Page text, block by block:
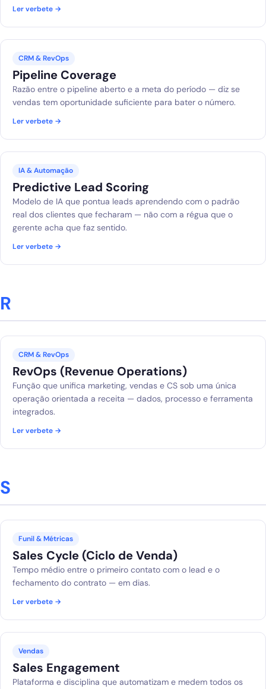
Ler verbete →
CRM & RevOps
Pipeline Coverage
Razão entre o pipeline aberto e a meta do período — diz se
vendas tem oportunidade suficiente para bater o número.
Ler verbete →
IA & Automação
Predictive Lead Scoring
Modelo de IA que pontua leads aprendendo com o padrão
real dos clientes que fecharam — não com a régua que o
gerente acha que faz sentido.
Ler verbete →
R
CRM & RevOps
RevOps (Revenue Operations)
Função que unifica marketing, vendas e CS sob uma única
operação orientada a receita — dados, processo e ferramenta
integrados.
Ler verbete →
S
Funil & Métricas
Sales Cycle (Ciclo de Venda)
Tempo médio entre o primeiro contato com o lead e o
fechamento do contrato — em dias.
Ler verbete →
Vendas
Sales Engagement
Plataforma e disciplina que automatizam e medem todos os